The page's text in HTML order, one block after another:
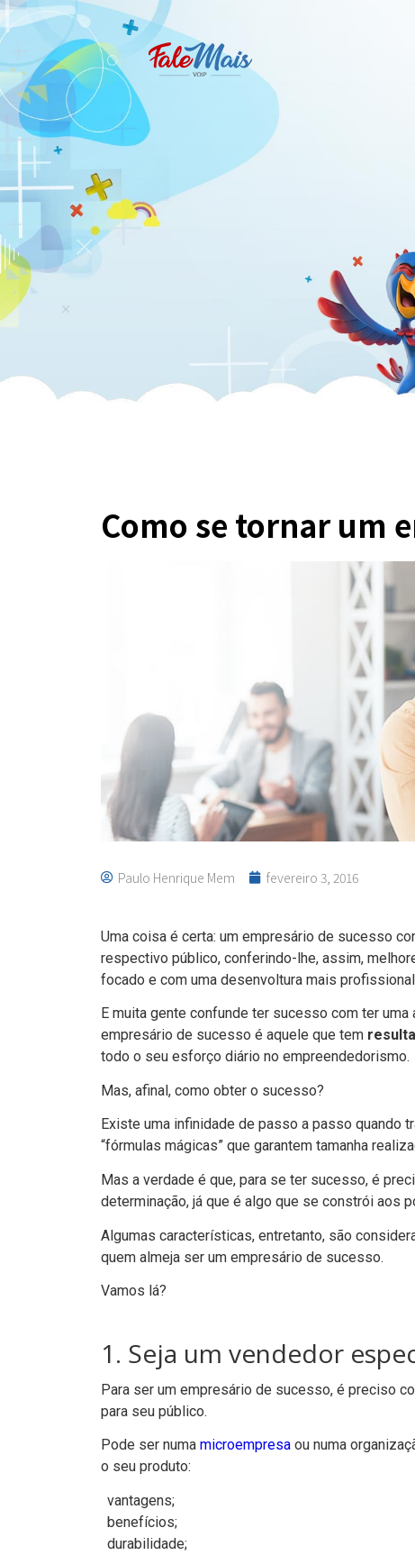
Como se tornar um
Paulo Henrique Mem fevereiro 3, 2016
Uma coisa é certa: um empresário de sucesso
respectivo público, conferindo-lhe, assim,
focado e com uma desenvoltura mais
E muita gente confunde ter sucesso com ter
empresário de sucesso é aquele que tem
todo o seu esforço diário no empreendedorismo.
Mas, afinal, como obter o sucesso?
Existe uma infinidade de passo a passo quando
“fórmulas mágicas” que garantem tamanha
Mas a verdade é que, para se ter sucesso, é
determinação, já que é algo que se constrói aos
Algumas características, entretanto, são
quem almeja ser um empresário de sucesso.
Vamos lá?
1. Seja um vendedor
Para ser um empresário de sucesso, é preciso
para seu público.
Pode ser numa microempresa ou numa
o seu produto:
vantagens;
benefícios;
durabilidade;